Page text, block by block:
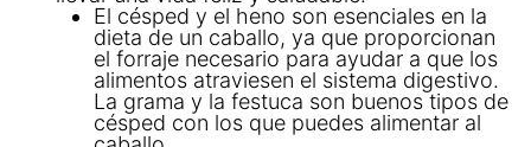
El césped y el heno son esenciales en la
dieta de un caballo, ya que proporcionan
el forraje necesario para ayudar a que los
alimentos atraviesen el sistema digestivo.
La grama y la festuca son buenos tipos de
césped con los que puedes alimentar al